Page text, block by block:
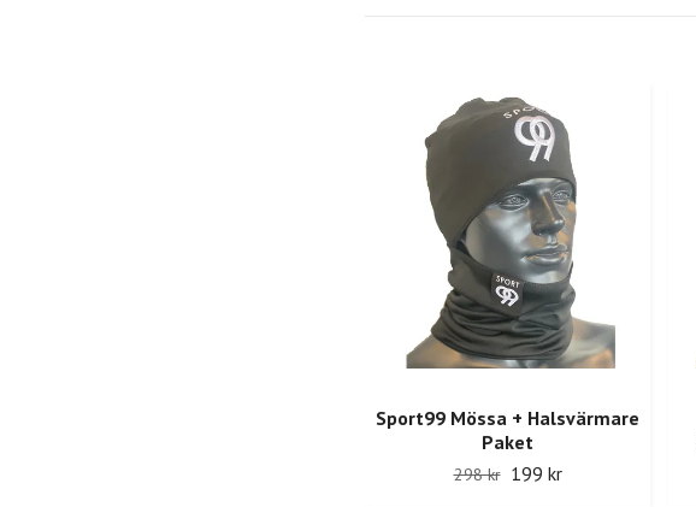
Sport99 Mössa + Halsvärmare
Paket
298 kr 199 kr